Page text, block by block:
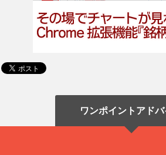
ワンポイントアドバ